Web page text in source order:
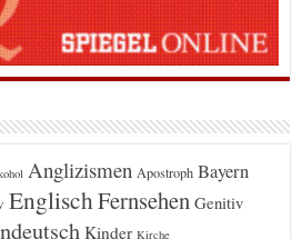
Anglizismen Apostroph Bayern
EnglischFernsehen Genitiv
Kinder Kirche